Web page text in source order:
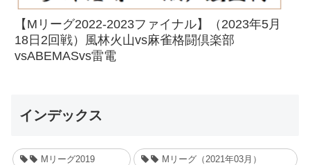
【Mリーグ2022-2023ファイナル】（2023年5月
18日2回戦）風林火山vs麻雀格闘倶楽部
vsABEMASvs雷電
インデックス
Mリーグ2019 Mリーグ（2021年03月）